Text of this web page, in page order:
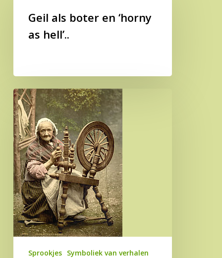
‘horny
Geil als boter en ‘horny
as hell’..
Doornroosje
en
de
‘kus’
van
de
prins
Sprookjes Symboliek van verhalen